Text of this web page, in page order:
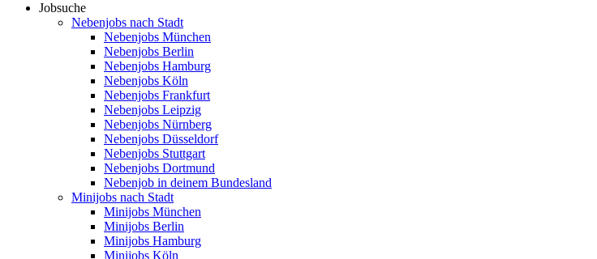
Jobsuche
Nebenjobs nach Stadt
Nebenjobs München
Nebenjobs Berlin
Nebenjobs Hamburg
Nebenjobs Köln
Nebenjobs Frankfurt
Nebenjobs Leipzig
Nebenjobs Nürnberg
Nebenjobs Düsseldorf
Nebenjobs Stuttgart
Nebenjobs Dortmund
Nebenjob in deinem Bundesland
Minijobs nach Stadt
Minijobs München
Minijobs Berlin
Minijobs Hamburg
Minijobs Köln